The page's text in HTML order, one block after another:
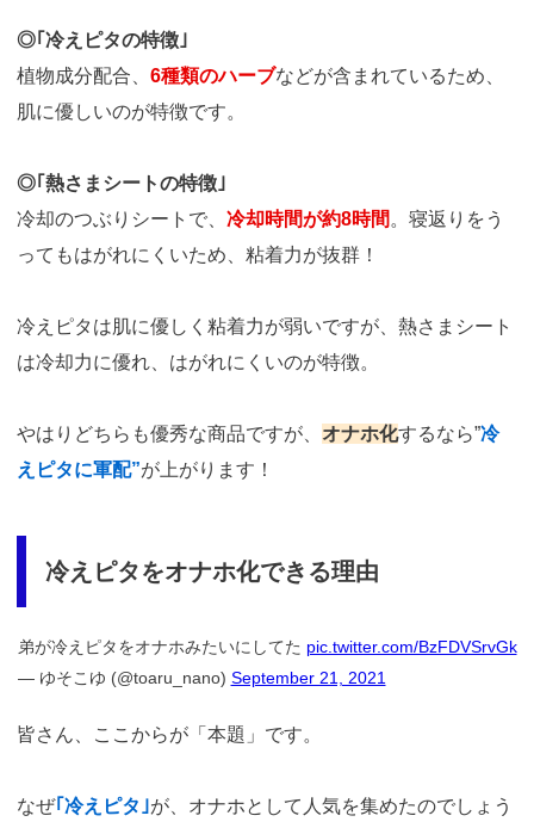
◎｢冷えピタの特徴｣
植物成分配合、 6種類のハーブなどが含まれているため、
肌に優しいのが特徴です。
◎｢熱さまシートの特徴｣
冷却のつぶりシートで、 冷却時間が約8時間 。寝返りをう
ってもはがれにくいため、粘着力が抜群！
冷えピタは肌に優しく粘着力が弱いですが、熱さまシート
は冷却力に優れ、はがれにくいのが特徴。
やはりどちらも優秀な商品ですが、 オナホ化するなら”冷
えピタに軍配”が上がります！
冷えピタをオナホ化できる理由
弟が冷えピタをオナホみたいにしてた pic.twitter.com/BzFDVSrvGk
— ゆそこゆ (@toaru_nano) September 21, 2021
皆さん、ここからが「本題」です。
なぜ｢冷えピタ｣が、オナホとして人気を集めたのでしょう